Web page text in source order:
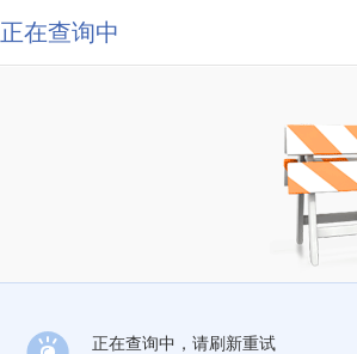
正在查询中
正在查询中，请刷新重试